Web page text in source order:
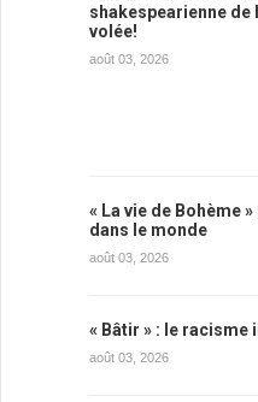
shakespearienne de
volée!
août 03, 2026
« La vie de Bohème
dans le monde
août 03, 2026
« Bâtir » : le
août 03, 2026